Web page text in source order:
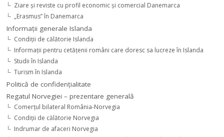
Ziare şi reviste cu profil economic şi comercial Danemarca
„Erasmus” în Danemarca
Informaţii generale Islanda
Condiţii de călătorie Islanda
Informaţii pentru cetăţenii români care doresc sa lucreze în Islanda
Studii în Islanda
Turism în Islanda
Politică de confidențialitate
Regatul Norvegiei – prezentare generală
Comerţul bilateral România-Norvegia
Condiții de călătorie Norvegia
Indrumar de afaceri Norvegia